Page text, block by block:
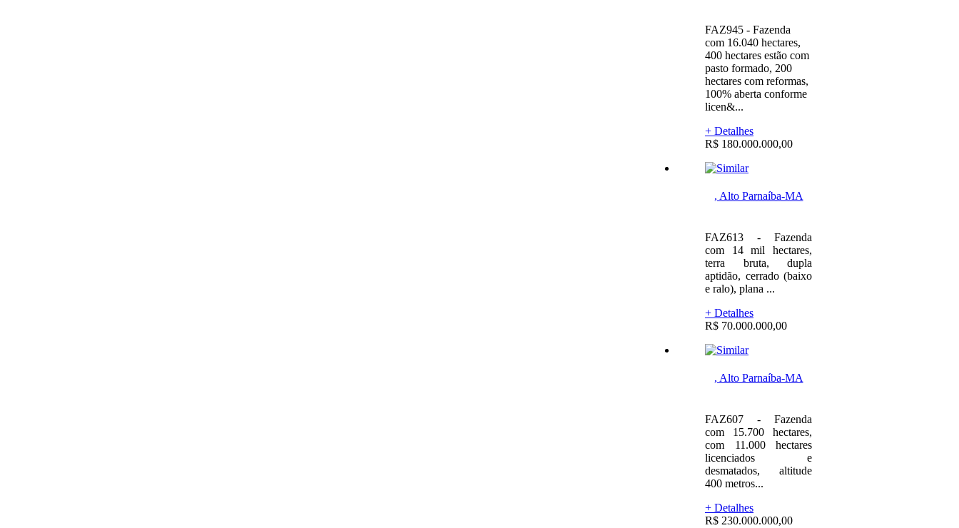
FAZ945 - Fazenda
com 16.040 hectares,
400 hectares estão com
pasto formado, 200
hectares com reformas,
100% aberta conforme
licen&...
+ Detalhes
R$ 180.000.000,00
, Alto Parnaíba-MA
FAZ613 - Fazenda
com 14 mil hectares,
terra bruta, dupla
aptidão, cerrado (baixo
e ralo), plana ...
+ Detalhes
R$ 70.000.000,00
, Alto Parnaíba-MA
FAZ607 - Fazenda
com 15.700 hectares,
com 11.000 hectares
licenciados e
desmatados, altitude
400 metros...
+ Detalhes
R$ 230.000.000,00